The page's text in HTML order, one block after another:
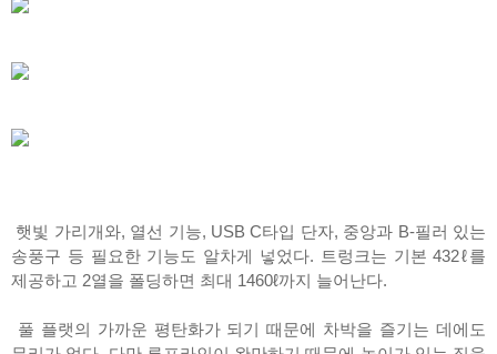
햇빛 가리개와, 열선 기능, USB C타입 단자, 중앙과 B-필러 있는
송풍구 등 필요한 기능도 알차게 넣었다. 트렁크는 기본 432ℓ를
제공하고 2열을 폴딩하면 최대 1460ℓ까지 늘어난다.
풀 플랫의 가까운 평탄화가 되기 때문에 차박을 즐기는 데에도